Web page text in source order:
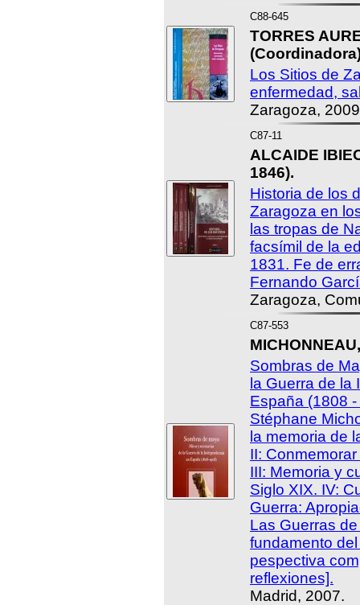
C88-645
TORRES
Los Sitios de
enfermedad,
Zaragoza,
C87-11
ALCAIDE
1846).
Historia de los
Zaragoza en
las tropas de
facsímil de la
1831. Fe de
Fernando
Zaragoza,
C87-553
Sombras de
la Guerra de la
España (1808
Stéphane
la memoria de
II:
III: Memoria y
Siglo XIX. IV:
Guerra:
Las Guerras
fundamento
pespectiva
reflexiones].
Madrid, 2007.